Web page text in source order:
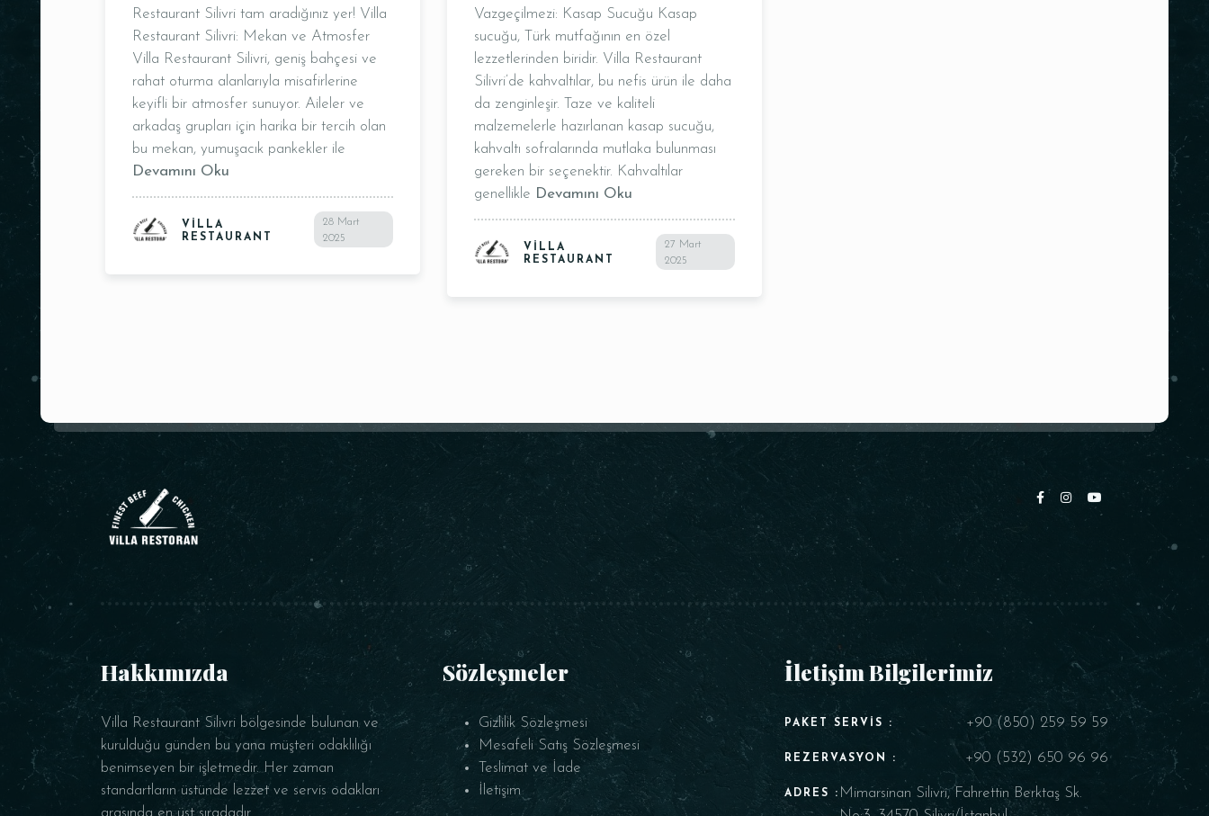
Restaurant Silivri tam aradığınız yer! Villa
Restaurant Silivri: Mekan ve Atmosfer
Villa Restaurant Silivri, geniş bahçesi ve
rahat oturma alanlarıyla misafirlerine
keyifli bir atmosfer sunuyor. Aileler ve
arkadaş grupları için harika bir tercih olan
bu mekan, yumuşacık pankekler ile
Devamını Oku
VILLA
RESTAURANT
28 Mart
2025
Vazgeçilmezi: Kasap Sucuğu Kasap
sucuğu, Türk mutfağının en özel
lezzetlerinden biridir. Villa Restaurant
Silivri’de kahvaltılar, bu nefis ürün ile daha
da zenginleşir. Taze ve kaliteli
malzemelerle hazırlanan kasap sucuğu,
kahvaltı sofralarında mutlaka bulunması
gereken bir seçenektir. Kahvaltılar
genellikle Devamını Oku
VILLA
RESTAURANT
27 Mart
2025
Hakkımızda
Villa Restaurant Silivri bölgesinde bulunan ve
kurulduğu günden bu yana müşteri odaklılığı
benimseyen bir işletmedir. Her zaman
standartların üstünde lezzet ve servis odakları
arasında en üst sıradadır.
Sözleşmeler
Gizlilik Sözleşmesi
Mesafeli Satış Sözleşmesi
Teslimat ve İade
İletişim
İletişim Bilgilerimiz
PAKET SERVIS : +90 (850) 259 59 59
REZERVASYON : +90 (532) 650 96 96
ADRES : Mimarsinan Silivri, Fahrettin Berktaş Sk.
Masa Rezervasyonu
Kişi Sayısı